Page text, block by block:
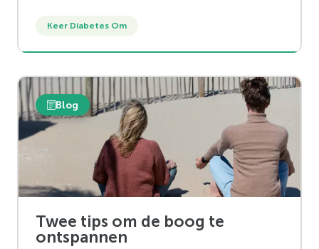
Keer Diabetes Om
Blog
Twee tips om de boog te
ontspannen